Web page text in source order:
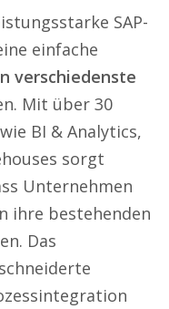
SAP-
einfache
verschiedenste
Mit über 30
BI & Analytics,
sorgt
Unternehmen
ihre bestehenden
Das